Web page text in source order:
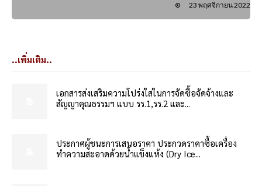
23 พฤศจิกายน 2022
..เพิ่มเติม..
เอกสารส่งเสริมความโปร่งใสในการจัดซื้อจัดจ้างและ
สัญญาคุณธรรมฯ แบบ รร.1,รร.2 และ...
ประกาศผู้ชนะการเสนอราคา ประกวดราคาซื้อเครื่อง
ทำความสะอาดด้วยน้ำแข็งแห้ง (Dry Ice...